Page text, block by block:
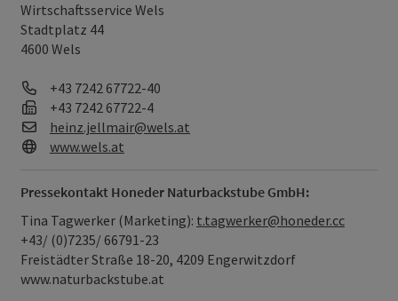
Wirtschaftsservice Wels
Stadtplatz 44
4600 Wels
Telefon
+43 7242 67722-40
Fax
+43 7242 67722-4
E-Mail
heinz.jellmair@wels.at
Web
www.wels.at
Pressekontakt Honeder Naturbackstube GmbH:
Tina Tagwerker (Marketing): t.tagwerker@honeder.cc
+43/ (0)7235/ 66791-23
Freistädter Straße 18-20, 4209 Engerwitzdorf
www.naturbackstube.at